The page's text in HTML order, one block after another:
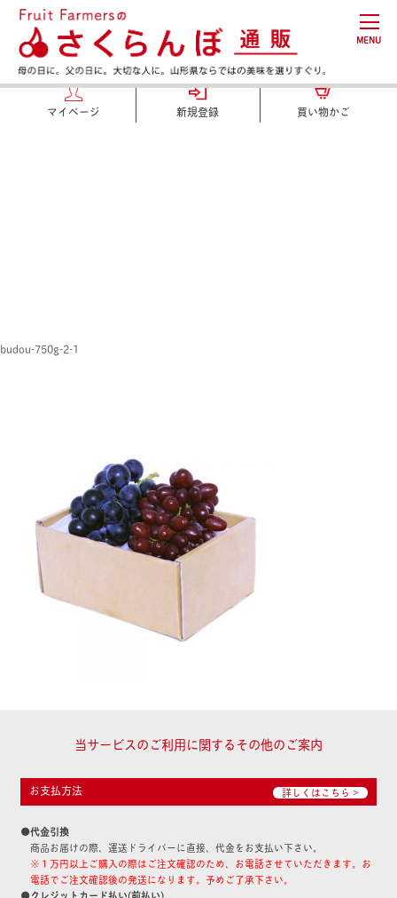
MENU
マイページ 新規登録 買い物かご
budou-750g-2-1
当サービスのご利用に関するその他のご案内
お支払方法 詳しくはこちら >
●代金引換
商品お届けの際、運送ドライバーに直接、代金をお支払い下さい。
※１万円以上ご購入の際はご注文確認のため、お電話させていただきます。お
電話でご注文確認後の発送になります。予めご了承下さい。